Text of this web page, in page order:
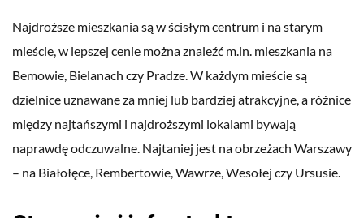
Najdroższe mieszkania są w ścisłym centrum i na starym
mieście, w lepszej cenie można znaleźć m.in. mieszkania na
Bemowie, Bielanach czy Pradze. W każdym mieście są
dzielnice uznawane za mniej lub bardziej atrakcyjne, a różnice
między najtańszymi i najdroższymi lokalami bywają
naprawdę odczuwalne. Najtaniej jest na obrzeżach Warszawy
– na Białołęce, Rembertowie, Wawrze, Wesołej czy Ursusie.